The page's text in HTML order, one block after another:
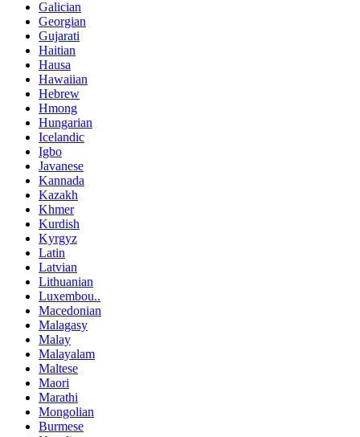
Galician
Georgian
Gujarati
Haitian
Hausa
Hawaiian
Hebrew
Hmong
Hungarian
Icelandic
Igbo
Javanese
Kannada
Kazakh
Khmer
Kurdish
Kyrgyz
Latin
Latvian
Lithuanian
Luxembou..
Macedonian
Malagasy
Malay
Malayalam
Maltese
Maori
Marathi
Mongolian
Burmese